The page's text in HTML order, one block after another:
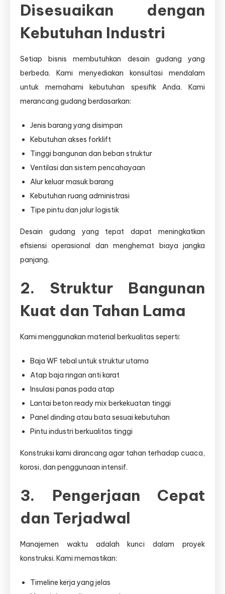
Disesuaikan dengan
Kebutuhan Industri
Setiap bisnis membutuhkan desain gudang yang
berbeda. Kami menyediakan konsultasi mendalam
untuk memahami kebutuhan spesifik Anda. Kami
merancang gudang berdasarkan:
Jenis barang yang disimpan
Kebutuhan akses forklift
Tinggi bangunan dan beban struktur
Ventilasi dan sistem pencahayaan
Alur keluar masuk barang
Kebutuhan ruang administrasi
Tipe pintu dan jalur logistik
Desain gudang yang tepat dapat meningkatkan
efisiensi operasional dan menghemat biaya jangka
panjang.
2. Struktur Bangunan
Kuat dan Tahan Lama
Kami menggunakan material berkualitas seperti:
Baja WF tebal untuk struktur utama
Atap baja ringan anti karat
Insulasi panas pada atap
Lantai beton ready mix berkekuatan tinggi
Panel dinding atau bata sesuai kebutuhan
Pintu industri berkualitas tinggi
Konstruksi kami dirancang agar tahan terhadap cuaca,
korosi, dan penggunaan intensif.
3. Pengerjaan Cepat
dan Terjadwal
Manajemen waktu adalah kunci dalam proyek
konstruksi. Kami memastikan:
Timeline kerja yang jelas